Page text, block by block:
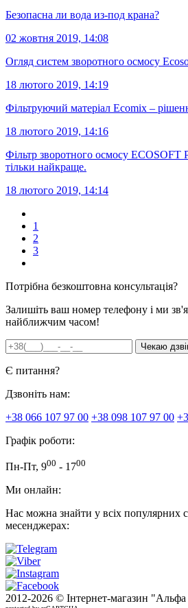
Безопасна ли вода из-под крана?
02 жовтня 2019, 14:08
Огляд систем зворотного осмосу
18 лютого 2019, 14:19
Фільтруючий матеріал Ecomix –
18 лютого 2019, 14:16
Фільтр зворотного осмосу
тільки найкраще.
18 лютого 2019, 14:14
1
2
3
Потрібна безкоштовна консультація?
Залишіть ваш номер телефону і ми
найближчим часом!
Є питання?
Дзвоніть нам:
+38 066 107 97 00 +38 098 107 97 00
Графік роботи:
Пн-Пт, 900 - 1700
Ми онлайн:
Нас можна знайти у всіх популярних
месенджерах:
2012-2026 © Інтернет-магазин "Альфа